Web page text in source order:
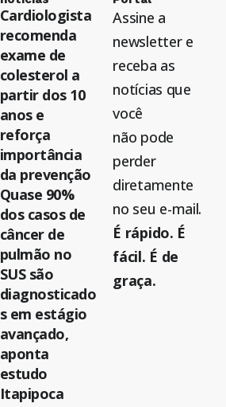
Cardiologista
recomenda
exame de
colesterol a
partir dos 10
anos e
reforça
importância
da prevenção
Quase 90%
dos casos de
câncer de
pulmão no
SUS são
diagnosticado
s em estágio
avançado,
aponta
estudo
Itapipoca
Assine a
newsletter e
receba as
notícias que
você
não pode
perder
diretamente
no seu e-mail.
É rápido. É
fácil. É de
graça.